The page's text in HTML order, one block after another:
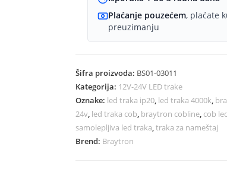
količina Plaćanje pouzećem, plaćate
preuzimanju
Šifra proizvoda: BS01-03011
Kategorija: 12V-24V LED trake
Oznake: led traka ip20, led traka 4000k,
24v, led traka cob, braytron cobline, cob
samolepljiva led traka,traka za nameštaj
Brend: Braytron